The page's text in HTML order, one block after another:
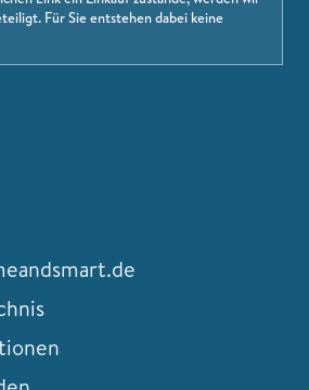
Für Sie entstehen dabei keine